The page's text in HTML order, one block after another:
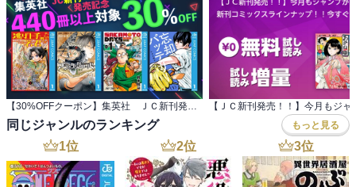
同じジャンルのランキング もっと見る
1位 2位 3位